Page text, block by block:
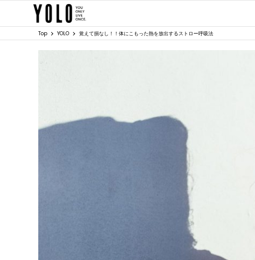
Top YOLO 覚えて損なし！！体にこもった熱を放出するストロー呼吸法